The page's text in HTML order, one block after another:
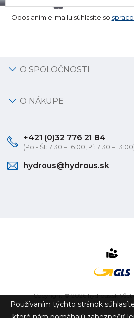
Odoslaním e-mailu súhlasíte so
O SPOLOČNOSTI
O NÁKUPE
+421 (0)32 776 21 84
(Po - Št: 7:30 – 16:00, Pi: 7:30 – 13:00)
hydrous@hydrous.sk
Copyright © 2026 hydrous.sk
eshop na mieruvytvorilo
Používaním týchto stránok